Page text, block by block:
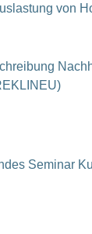
von
Seminar